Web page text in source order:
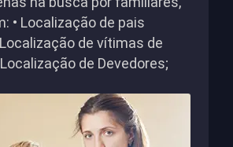
• Localização de pais
de vítimas de
de Devedores;